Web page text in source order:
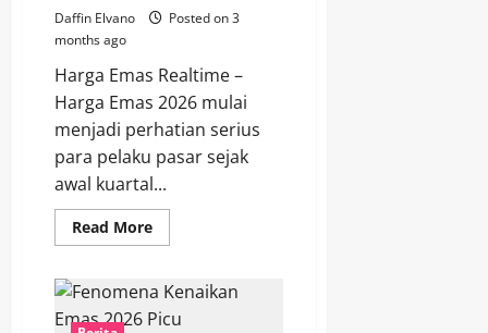
Daffin Elvano
Posted on 3
months ago
Harga Emas Realtime –
Harga Emas 2026 mulai
menjadi perhatian serius
para pelaku pasar sejak
awal kuartal...
Read MoreRead
more
Emas
2026
Diprediksi